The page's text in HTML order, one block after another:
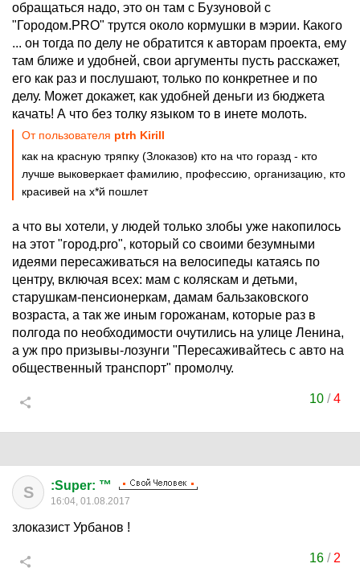
обращаться надо, это он там с Бузуновой с
"Городом.PRO" трутся около кормушки в мэрии. Какого
... он тогда по делу не обратится к авторам проекта, ему
там ближе и удобней, свои аргументы пусть расскажет,
его как раз и послушают, только по конкретнее и по
делу. Может докажет, как удобней деньги из бюджета
качать! А что без толку языком то в инете молоть.
От пользователя ptrh Kirill
как на красную тряпку (Злоказов) кто на что горазд - кто
лучше выковеркает фамилию, профессию, организацию, кто
красивей на х*й пошлет
а что вы хотели, у людей только злобы уже накопилось
на этот "город.pro", который со своими безумными
идеями пересаживаться на велосипеды катаясь по
центру, включая всех: мам с коляскам и детьми,
старушкам-пенсионеркам, дамам бальзаковского
возраста, а так же иным горожанам, которые раз в
полгода по необходимости очутились на улице Ленина,
а уж про призывы-лозунги "Пересаживайтесь с авто на
общественный транспорт" промолчу.
10 /4
S :Super: ™
16:04, 01.08.2017
злоказист Урбанов !
16 / 2